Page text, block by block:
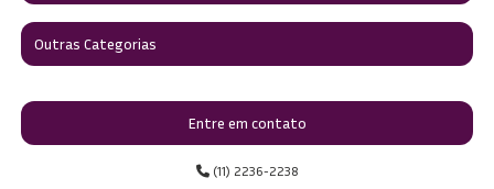
Outras Categorias
Entre em contato
(11) 2236-2238